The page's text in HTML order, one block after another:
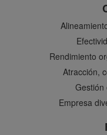
Rendimiento
Atracción,
Gestión
Empresa